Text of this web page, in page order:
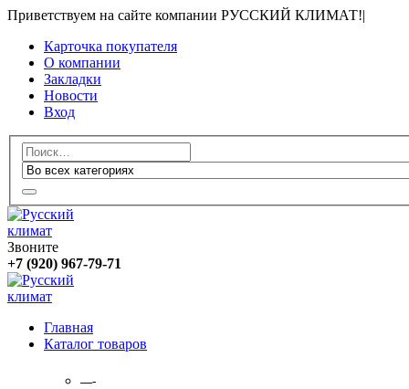
Приветствуем на сайте компании РУССКИЙ КЛИМАТ!|
Карточка покупателя
О компании
Закладки
Новости
Вход
Звоните
+7 (920) 967-79-71
Главная
Каталог товаров
—-